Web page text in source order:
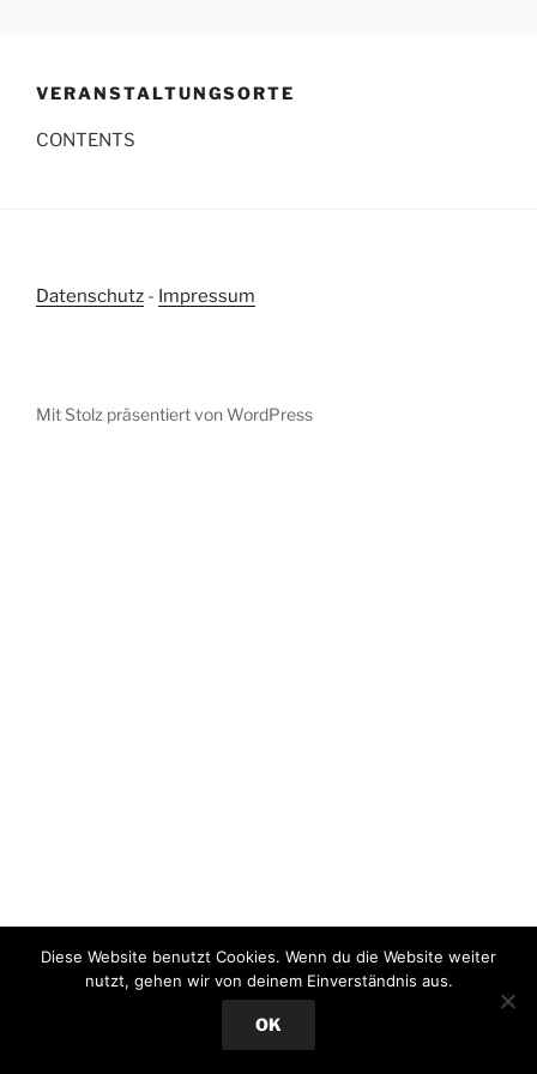
VERANSTALTUNGSORTE
CONTENTS
Datenschutz - Impressum
Mit Stolz präsentiert von WordPress
Diese Website benutzt Cookies. Wenn du die Website weiter
nutzt, gehen wir von deinem Einverständnis aus.
OK